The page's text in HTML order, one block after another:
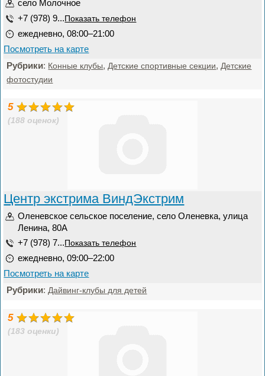
село Молочное
+7 (978) 9... Показать телефон
ежедневно, 08:00–21:00
Посмотреть на карте
Рубрики: Конные клубы, Детские спортивные секции, Детские
фотостудии
5
(188 оценок)
Центр экстрима ВиндЭкстрим
Оленевское сельское поселение, село Оленевка, улица
Ленина, 80А
+7 (978) 7... Показать телефон
ежедневно, 09:00–22:00
Посмотреть на карте
Рубрики: Дайвинг-клубы для детей
5
(183 оценки)